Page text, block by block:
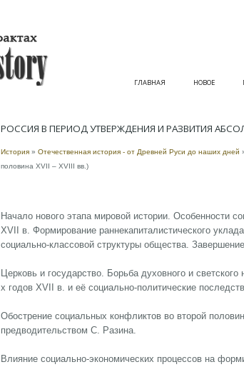
ГЛАВНАЯ НОВОЕ
РОССИЯ В ПЕРИОД УТВЕРЖДЕНИЯ И РАЗВИТИЯ
История » Отечественная история - от Древней Руси до наших дней
половина XVII – XVIII вв.)
Начало нового этапа мировой истории. Особенности
XVII в. Формирование раннекапиталистического
социально-классовой структуры общества.
Церковь и государство. Борьба духовного и
х годов XVII в. и её социально-политические
Обострение социальных конфликтов во второй
предводительством С. Разина.
Влияние социально-экономических процессов на